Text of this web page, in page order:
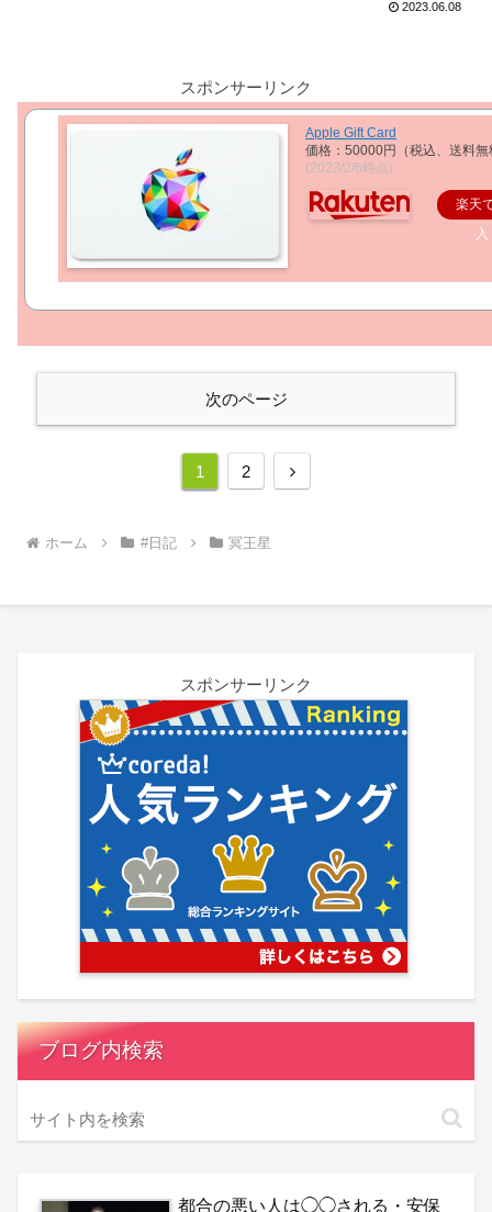
2023.06.08
スポンサーリンク
Apple Gift Card
価格：50000円（税込、送料無
(2023/2/6時点)
楽天
入
次のページ
1 2
次
ホーム #日記 冥王星
スポンサーリンク
ブログ内検索
都合の悪い人は◯◯される・安保